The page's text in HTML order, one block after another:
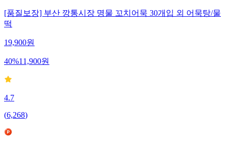
[품질보장] 부산 깡통시장 명물 꼬치어묵 30개입 외 어묵탕/물
떡
19,900원
40%11,900원
4.7
(6,268)